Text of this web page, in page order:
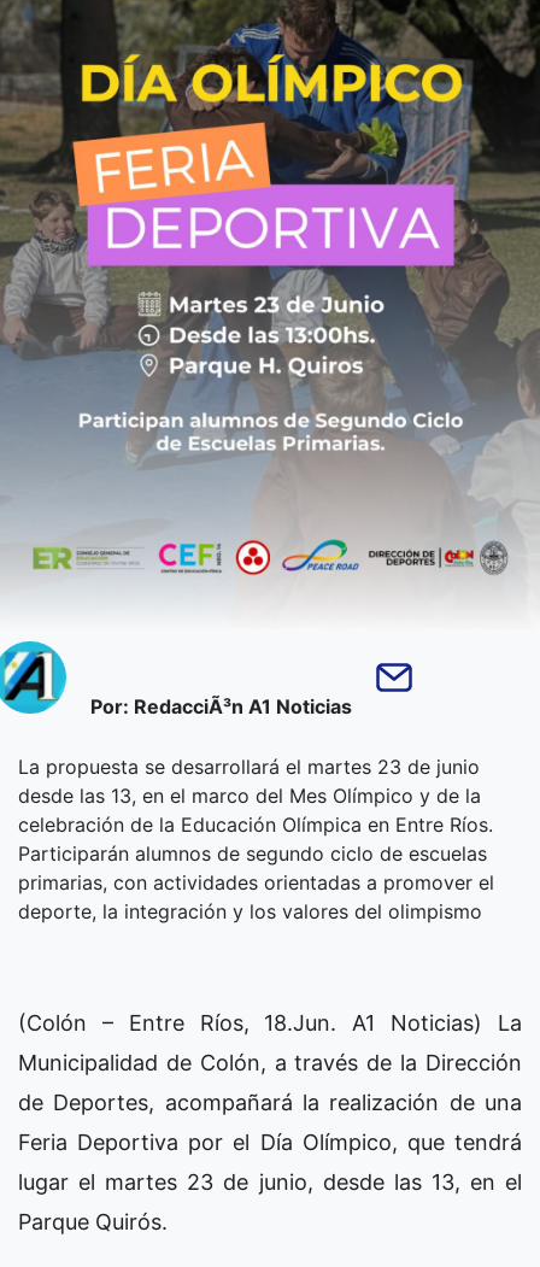
Por: RedacciÃ³n A1 Noticias
La propuesta se desarrollará el martes 23 de junio
desde las 13, en el marco del Mes Olímpico y de la
celebración de la Educación Olímpica en Entre Ríos.
Participarán alumnos de segundo ciclo de escuelas
primarias, con actividades orientadas a promover el
deporte, la integración y los valores del olimpismo
(Colón – Entre Ríos, 18.Jun. A1 Noticias) La
Municipalidad de Colón, a través de la Dirección
de Deportes, acompañará la realización de una
Feria Deportiva por el Día Olímpico, que tendrá
lugar el martes 23 de junio, desde las 13, en el
Parque Quirós.